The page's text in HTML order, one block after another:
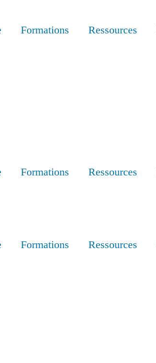
Formations Ressources
Formations Ressources
Formations Ressources